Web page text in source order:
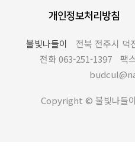
개인정보처리방침
불빛나들이
전북 전주시 덕
전화 063-251-1397
팩
Copyright © 불빛나들